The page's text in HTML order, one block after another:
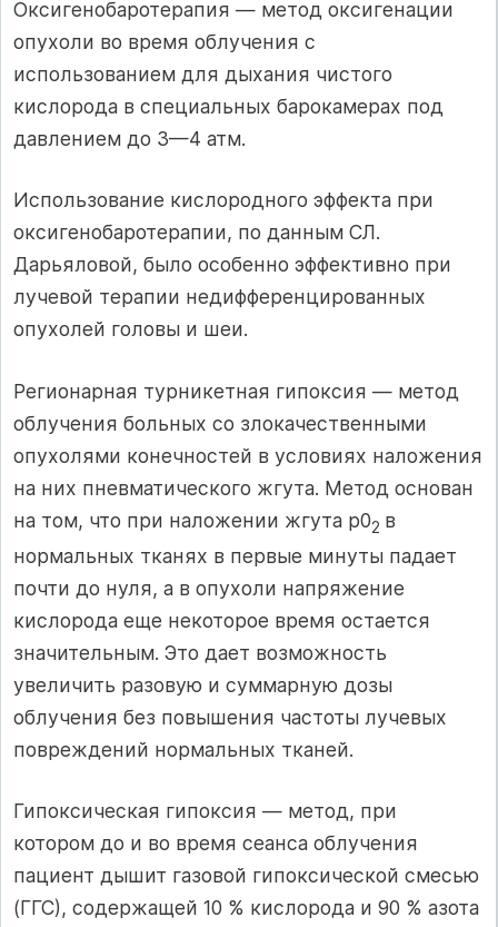
Оксигенобаротерапия — метод оксигенации
опухоли во время облучения с
использованием для дыхания чистого
кислорода в специальных барока­мерах под
давлением до 3—4 атм.
Использование кислородного эффекта при
оксигенобаротерапии, по дан­ным СЛ.
Дарьяловой, было особенно эффективно при
лучевой терапии не­дифференцированных
опухолей головы и шеи.
Регионарная турникетная гипоксия — метод
облучения больных со злока­чественными
опухолями конечностей в условиях наложения
на них пнев­матического жгута. Метод основан
на том, что при наложении жгута р02 в
нормальных тканях в первые минуты падает
почти до нуля, а в опухоли напряжение
кислорода еще некоторое время остается
значительным. Это дает возможность
увеличить разовую и суммарную дозы
облучения без по­вышения частоты лучевых
повреждений нормальных тканей.
Гипоксическая гипоксия — метод, при
котором до и во время сеанса об­лучения
пациент дышит газовой гипоксической смесью
(ГГС), содержащей 10 % кислорода и 90 % азота